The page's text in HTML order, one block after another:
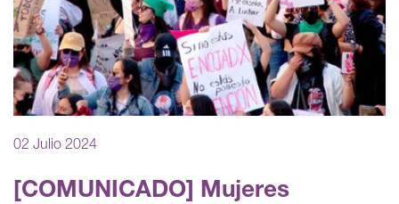
02 Julio 2024
[COMUNICADO] Mujeres